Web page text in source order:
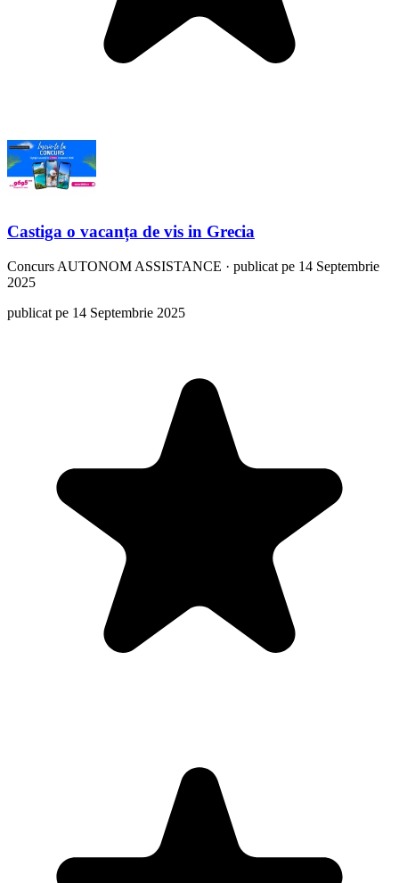
Castiga o vacanța de vis in Grecia
Concurs AUTONOM ASSISTANCE · publicat pe 14 Septembrie
2025
publicat pe 14 Septembrie 2025